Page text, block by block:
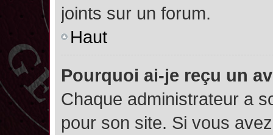
joints sur un forum.
Haut
Pourquoi ai-je reçu un
Chaque administrateur a
pour son site. Si vous